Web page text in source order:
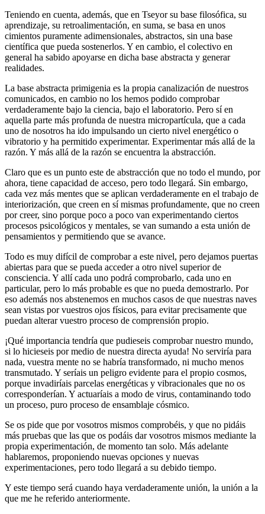
Teniendo en cuenta, además, que en Tseyor su base filosófica, su
aprendizaje, su retroalimentación, en suma, se basa en unos
cimientos puramente adimensionales, abstractos, sin una base
científica que pueda sostenerlos. Y en cambio, el colectivo en
general ha sabido apoyarse en dicha base abstracta y generar
realidades.
La base abstracta primigenia es la propia canalización de nuestros
comunicados, en cambio no los hemos podido comprobar
verdaderamente bajo la ciencia, bajo el laboratorio. Pero sí en
aquella parte más profunda de nuestra micropartícula, que a cada
uno de nosotros ha ido impulsando un cierto nivel energético o
vibratorio y ha permitido experimentar. Experimentar más allá de la
razón. Y más allá de la razón se encuentra la abstracción.
Claro que es un punto este de abstracción que no todo el mundo, por
ahora, tiene capacidad de acceso, pero todo llegará. Sin embargo,
cada vez más mentes que se aplican verdaderamente en el trabajo de
interiorización, que creen en sí mismas profundamente, que no creen
por creer, sino porque poco a poco van experimentando ciertos
procesos psicológicos y mentales, se van sumando a esta unión de
pensamientos y permitiendo que se avance.
Todo es muy difícil de comprobar a este nivel, pero dejamos puertas
abiertas para que se pueda acceder a otro nivel superior de
consciencia. Y allí cada uno podrá comprobarlo, cada uno en
particular, pero lo más probable es que no pueda demostrarlo. Por
eso además nos abstenemos en muchos casos de que nuestras naves
sean vistas por vuestros ojos físicos, para evitar precisamente que
puedan alterar vuestro proceso de comprensión propio.
¡Qué importancia tendría que pudieseis comprobar nuestro mundo,
si lo hicieseis por medio de nuestra directa ayuda! No serviría para
nada, vuestra mente no se habría transformado, ni mucho menos
transmutado. Y seríais un peligro evidente para el propio cosmos,
porque invadiríais parcelas energéticas y vibracionales que no os
corresponderían. Y actuaríais a modo de virus, contaminando todo
un proceso, puro proceso de ensamblaje cósmico.
Se os pide que por vosotros mismos comprobéis, y que no pidáis
más pruebas que las que os podáis dar vosotros mismos mediante la
propia experimentación, de momento tan solo. Más adelante
hablaremos, proponiendo nuevas opciones y nuevas
experimentaciones, pero todo llegará a su debido tiempo.
Y este tiempo será cuando haya verdaderamente unión, la unión a la
que me he referido anteriormente.